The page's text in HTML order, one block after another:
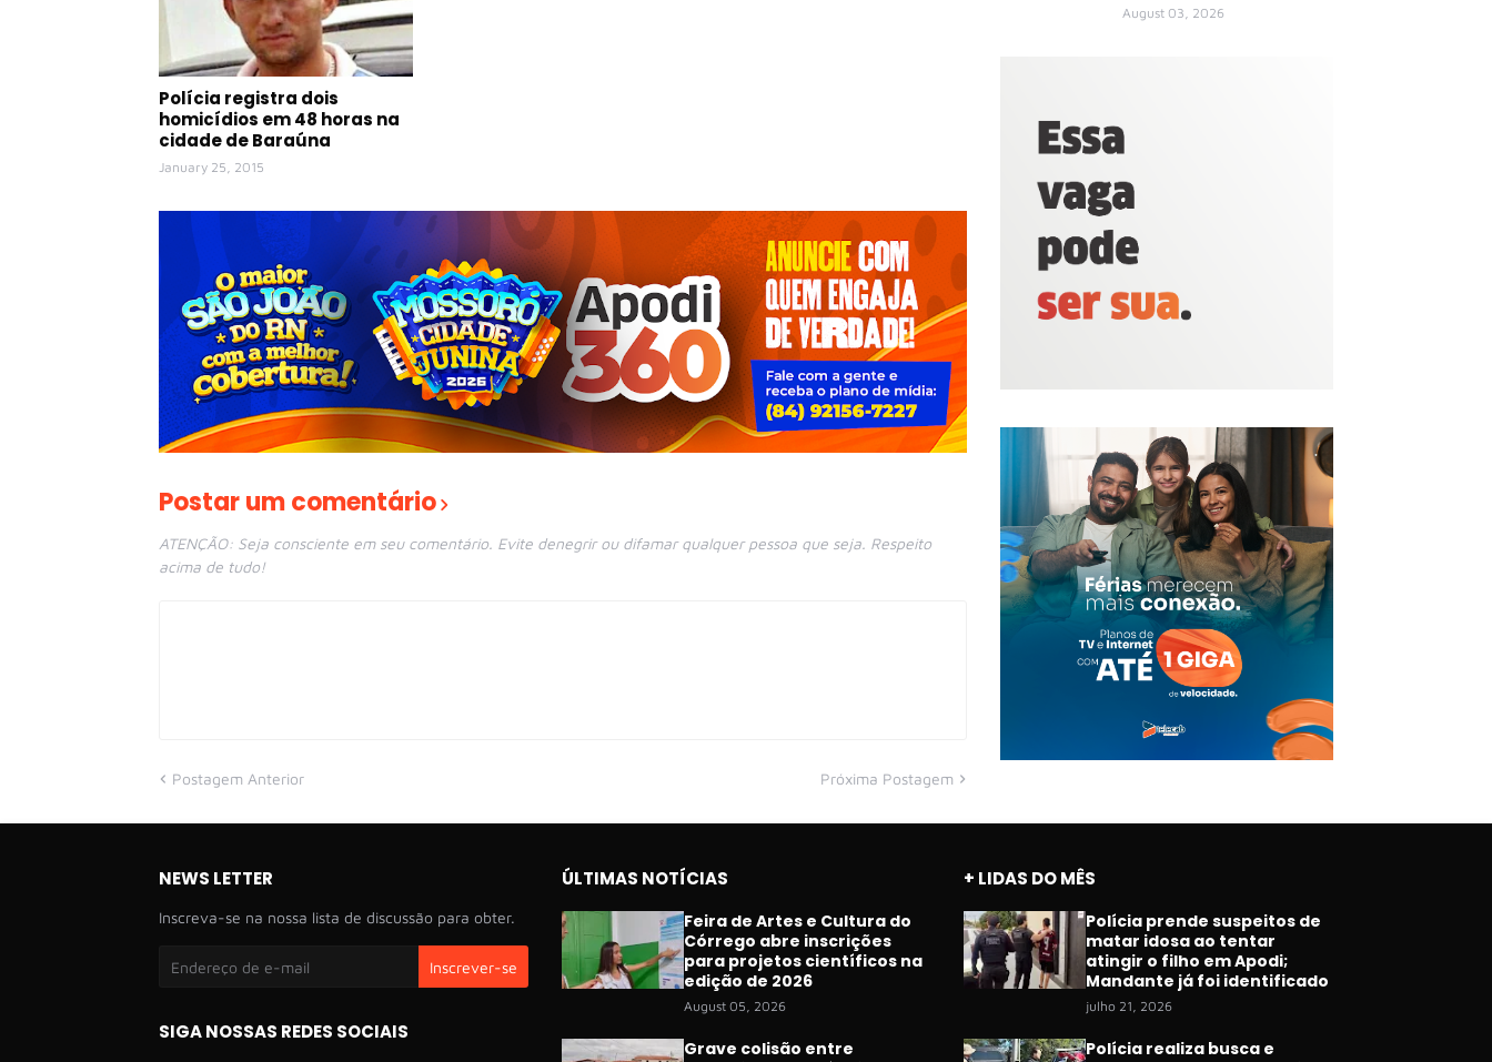
Polícia registra dois
homicídios em 48 horas na
cidade de Baraúna
January 25, 2015
Postar um comentário
ATENÇÃO: Seja consciente em seu comentário. Evite denegrir ou difamar qualquer pessoa que seja. Respeito
acima de tudo!
Postagem Anterior Próxima Postagem
August 03, 2026
NEWS LETTER
Inscreva-se na nossa lista de discussão para obter.
SIGA NOSSAS REDES SOCIAIS
ÚLTIMAS NOTÍCIAS
Feira de Artes e Cultura do
Córrego abre inscrições
para projetos científicos na
edição de 2026
August 05, 2026
Grave colisão entre
+ LIDAS DO MÊS
Polícia prende suspeitos de
matar idosa ao tentar
atingir o filho em Apodi;
Mandante já foi identificado
julho 21, 2026
Polícia realiza busca e